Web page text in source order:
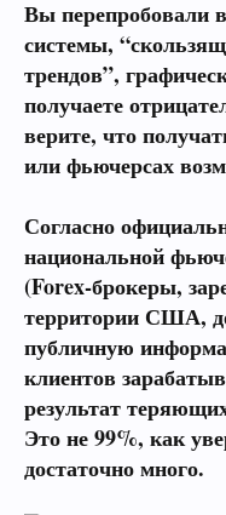
Вы перепробовали
системы,
трендов”,
получаете
верите, что
или фьючерсах
Согласно
национальной
(Forex-брокеры,
территории США,
публичную
клиентов
результат
Это не99%, как
достаточно много.